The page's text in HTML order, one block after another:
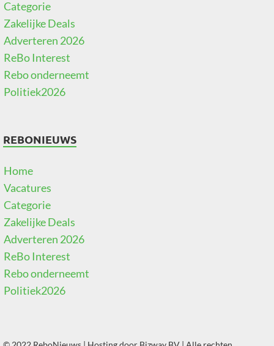
Categorie
Zakelijke Deals
Adverteren 2026
ReBo Interest
Rebo onderneemt
Politiek2026
REBONIEUWS
Home
Vacatures
Categorie
Zakelijke Deals
Adverteren 2026
ReBo Interest
Rebo onderneemt
Politiek2026